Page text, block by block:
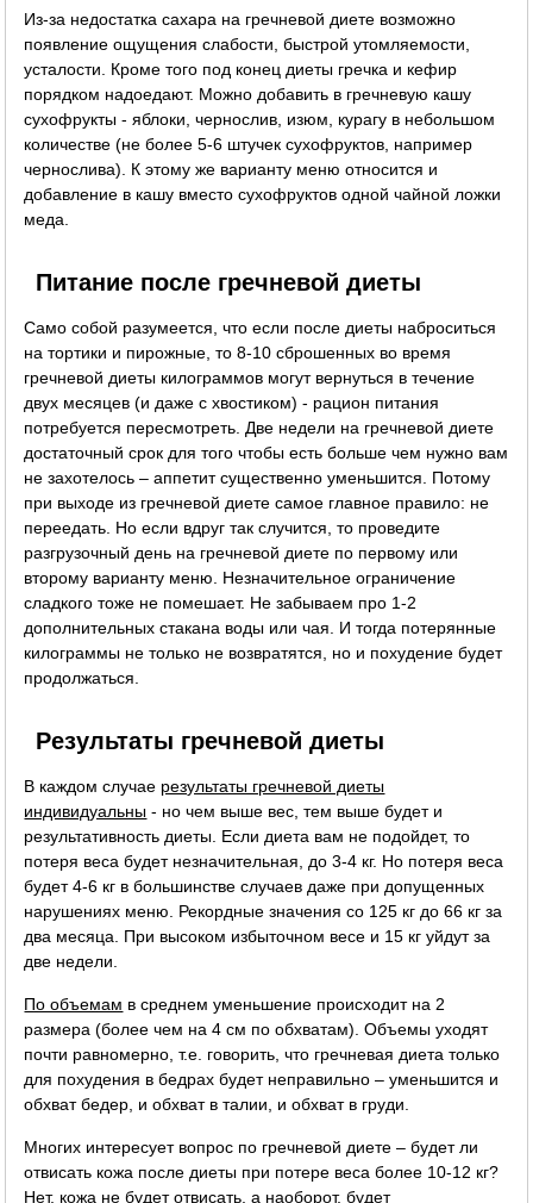
Из-за недостатка сахара на гречневой диете возможно
появление ощущения слабости, быстрой утомляемости,
усталости. Кроме того под конец диеты гречка и кефир
порядком надоедают. Можно добавить в гречневую кашу
сухофрукты - яблоки, чернослив, изюм, курагу в небольшом
количестве (не более 5-6 штучек сухофруктов, например
чернослива). К этому же варианту меню относится и
добавление в кашу вместо сухофруктов одной чайной ложки
меда.
Питание после гречневой диеты
Само собой разумеется, что если после диеты наброситься
на тортики и пирожные, то 8-10 сброшенных во время
гречневой диеты килограммов могут вернуться в течение
двух месяцев (и даже с хвостиком) - рацион питания
потребуется пересмотреть. Две недели на гречневой диете
достаточный срок для того чтобы есть больше чем нужно вам
не захотелось – аппетит существенно уменьшится. Потому
при выходе из гречневой диете самое главное правило: не
переедать. Но если вдруг так случится, то проведите
разгрузочный день на гречневой диете по первому или
второму варианту меню. Незначительное ограничение
сладкого тоже не помешает. Не забываем про 1-2
дополнительных стакана воды или чая. И тогда потерянные
килограммы не только не возвратятся, но и похудение будет
продолжаться.
Результаты гречневой диеты
В каждом случае результаты гречневой диеты
индивидуальны - но чем выше вес, тем выше будет и
результативность диеты. Если диета вам не подойдет, то
потеря веса будет незначительная, до 3-4 кг. Но потеря веса
будет 4-6 кг в большинстве случаев даже при допущенных
нарушениях меню. Рекордные значения со 125 кг до 66 кг за
два месяца. При высоком избыточном весе и 15 кг уйдут за
две недели.
По объемам в среднем уменьшение происходит на 2
размера (более чем на 4 см по обхватам). Объемы уходят
почти равномерно, т.е. говорить, что гречневая диета только
для похудения в бедрах будет неправильно – уменьшится и
обхват бедер, и обхват в талии, и обхват в груди.
Многих интересует вопрос по гречневой диете – будет ли
отвисать кожа после диеты при потере веса более 10-12 кг?
Нет, кожа не будет отвисать, а наоборот, будет